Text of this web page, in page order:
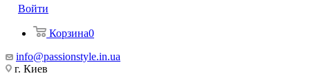
Войти
Корзина0
info@passionstyle.in.ua
г. Киев